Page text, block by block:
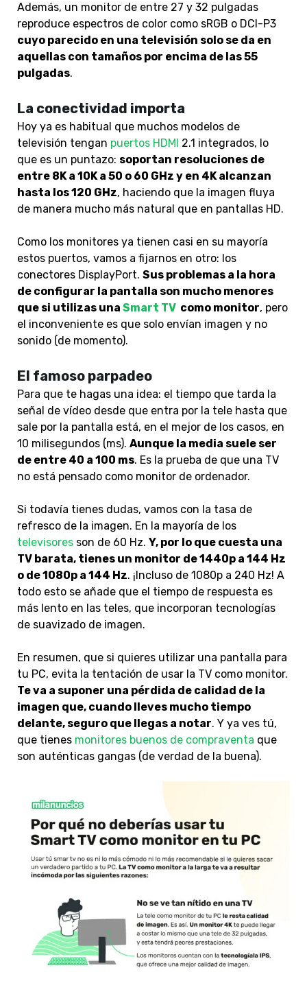
Además, un monitor de entre 27 y 32 pulgadas
reproduce espectros de color como sRGB o DCI-P3
cuyo parecido en una televisión solo se da en
aquellas con tamaños por encima de las 55
pulgadas.
La conectividad importa
Hoy ya es habitual que muchos modelos de
televisión tengan puertos HDMI 2.1 integrados, lo
que es un puntazo: soportan resoluciones de
entre 8K a 10K a 50 o 60 GHz y en 4K alcanzan
hasta los 120 GHz, haciendo que la imagen fluya
de manera mucho más natural que en pantallas HD.
Como los monitores ya tienen casi en su mayoría
estos puertos, vamos a fijarnos en otro: los
conectores DisplayPort. Sus problemas a la hora
de configurar la pantalla son mucho menores
que si utilizas una Smart TV como monitor, pero
el inconveniente es que solo envían imagen y no
sonido (de momento).
El famoso parpadeo
Para que te hagas una idea: el tiempo que tarda la
señal de vídeo desde que entra por la tele hasta que
sale por la pantalla está, en el mejor de los casos, en
10 milisegundos (ms). Aunque la media suele ser
de entre 40 a 100 ms. Es la prueba de que una TV
no está pensado como monitor de ordenador.
Si todavía tienes dudas, vamos con la tasa de
refresco de la imagen. En la mayoría de los
televisores son de 60 Hz. Y, por lo que cuesta una
TV barata, tienes un monitor de 1440p a 144 Hz
o de 1080p a 144 Hz. ¡Incluso de 1080p a 240 Hz! A
todo esto se añade que el tiempo de respuesta es
más lento en las teles, que incorporan tecnologías
de suavizado de imagen.
En resumen, que si quieres utilizar una pantalla para
tu PC, evita la tentación de usar la TV como monitor.
Te va a suponer una pérdida de calidad de la
imagen que, cuando lleves mucho tiempo
delante, seguro que llegas a notar. Y ya ves tú,
que tienes monitores buenos de compraventa que
son auténticas gangas (de verdad de la buena).